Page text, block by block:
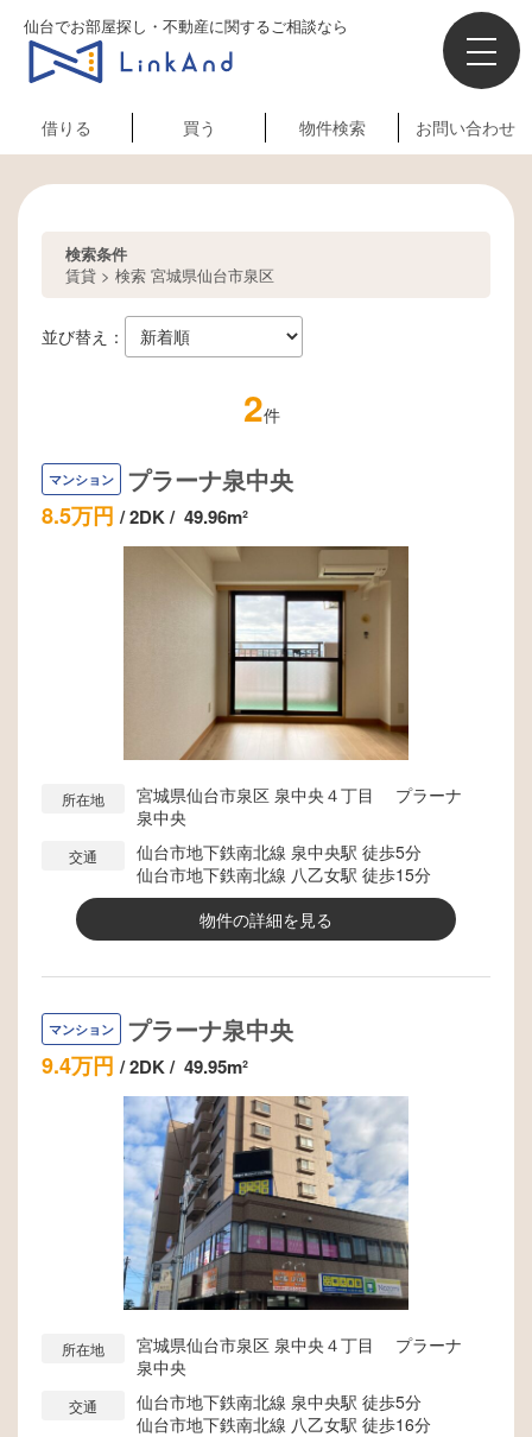
仙台でお部屋探し・不動産に関するご相談なら
借りる 買う 物件検索 お問い合わせ
検索条件
賃貸 > 検索 宮城県仙台市泉区
並び替え：
2件
マンション プラーナ泉中央
8.5万円 /2DK/49.96m²
所在地
宮城県仙台市泉区 泉中央４丁目 プラーナ
泉中央
交通
仙台市地下鉄南北線 泉中央駅 徒歩5分
仙台市地下鉄南北線 八乙女駅 徒歩15分
物件の詳細を見る
マンション プラーナ泉中央
9.4万円 /2DK/49.95m²
所在地
宮城県仙台市泉区 泉中央４丁目 プラーナ
泉中央
交通
仙台市地下鉄南北線 泉中央駅 徒歩5分
仙台市地下鉄南北線 八乙女駅 徒歩16分